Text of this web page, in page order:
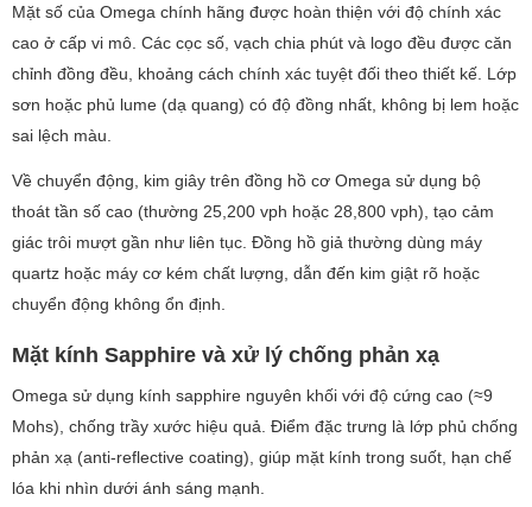
Mặt số của Omega chính hãng được hoàn thiện với độ chính xác
cao ở cấp vi mô. Các cọc số, vạch chia phút và logo đều được căn
chỉnh đồng đều, khoảng cách chính xác tuyệt đối theo thiết kế. Lớp
sơn hoặc phủ lume (dạ quang) có độ đồng nhất, không bị lem hoặc
sai lệch màu.
Về chuyển động, kim giây trên đồng hồ cơ Omega sử dụng bộ
thoát tần số cao (thường 25,200 vph hoặc 28,800 vph), tạo cảm
giác trôi mượt gần như liên tục. Đồng hồ giả thường dùng máy
quartz hoặc máy cơ kém chất lượng, dẫn đến kim giật rõ hoặc
chuyển động không ổn định.
Mặt kính Sapphire và xử lý chống phản xạ
Omega sử dụng kính sapphire nguyên khối với độ cứng cao (≈9
Mohs), chống trầy xước hiệu quả. Điểm đặc trưng là lớp phủ chống
phản xạ (anti-reflective coating), giúp mặt kính trong suốt, hạn chế
lóa khi nhìn dưới ánh sáng mạnh.